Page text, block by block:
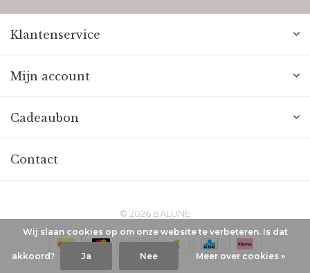
Klantenservice
Mijn account
Cadeaubon
Contact
© 2026 BALUNE
Wij slaan cookies op om onze website te verbeteren. Is dat
akkoord? Ja Nee Meer over cookies »